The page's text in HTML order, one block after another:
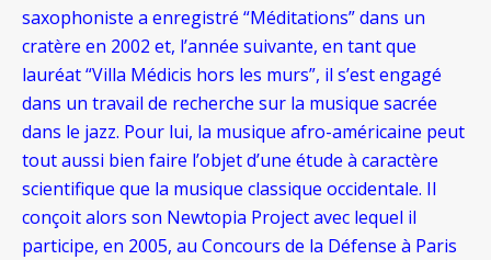
saxophoniste a enregistré “Méditations” dans un
cratère en 2002 et, l’année suivante, en tant que
lauréat “Villa Médicis hors les murs”, il s’est engagé
dans un travail de recherche sur la musique sacrée
dans le jazz. Pour lui, la musique afro-américaine peut
tout aussi bien faire l’objet d’une étude à caractère
scientifique que la musique classique occidentale. Il
conçoit alors son Newtopia Project avec lequel il
participe, en 2005, au Concours de la Défense à Paris